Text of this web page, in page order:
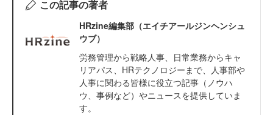
この記事の著者
HRzine編集部（エイチアールジンヘンシュ
ウブ）
労務管理から戦略人事、日常業務からキャ
リアパス、HRテクノロジーまで、人事部や
人事に関わる皆様に役立つ記事（ノウハ
ウ、事例など）やニュースを提供していま
す。